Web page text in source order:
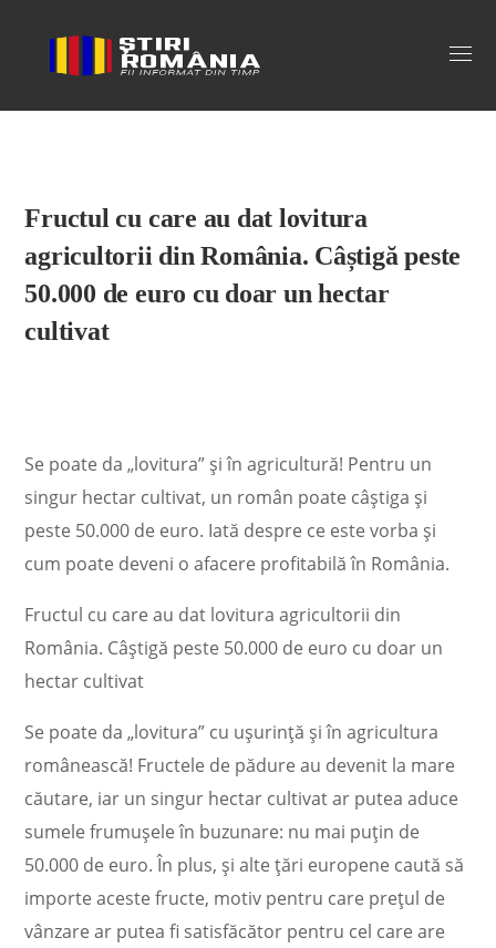
Stiri Romania
Fructul cu care au dat lovitura
agricultorii din România. Câștigă peste
50.000 de euro cu doar un hectar
cultivat
Se poate da „lovitura” și în agricultură! Pentru un
singur hectar cultivat, un român poate câștiga și
peste 50.000 de euro. Iată despre ce este vorba și
cum poate deveni o afacere profitabilă în România.
Fructul cu care au dat lovitura agricultorii din
România. Câștigă peste 50.000 de euro cu doar un
hectar cultivat
Se poate da „lovitura” cu ușurință și în agricultura
românească! Fructele de pădure au devenit la mare
căutare, iar un singur hectar cultivat ar putea aduce
sumele frumușele în buzunare: nu mai puțin de
50.000 de euro. În plus, și alte țări europene caută să
importe aceste fructe, motiv pentru care prețul de
vânzare ar putea fi satisfăcător pentru cel care are